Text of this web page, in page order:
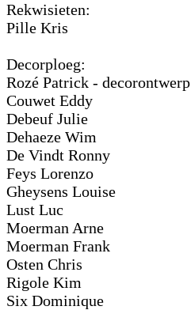
Rekwisieten:
Pille Kris
Decorploeg:
Rozé Patrick - decorontwerp
Couwet Eddy
Debeuf Julie
Dehaeze Wim
De Vindt Ronny
Feys Lorenzo
Gheysens Louise
Lust Luc
Moerman Arne
Moerman Frank
Osten Chris
Rigole Kim
Six Dominique